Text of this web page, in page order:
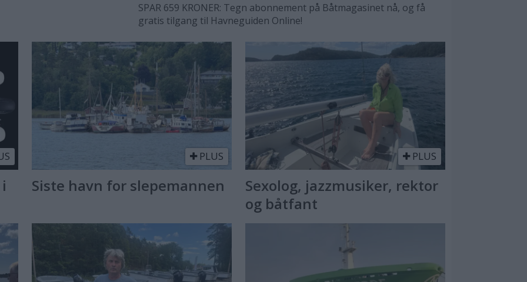
SPAR 659 KRONER: Tegn abonnement på Båtmagasinet nå, og få
gratis tilgang til Havneguiden Online!
PLUS
Siste havn for slepemannen
PLUS
Sexolog, jazzmusiker, rektor
og båtfant